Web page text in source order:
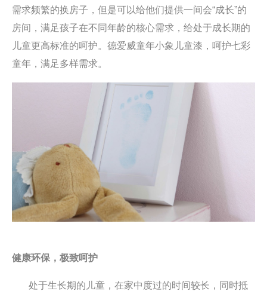
需求频繁的换房子，但是可以给他们提供一间会“成长”的
房间，满足孩子在不同年龄的核心需求，给处于成长期的
儿童更高标准的呵护。德爱威童年小象儿童漆 ，呵护七彩
童年，满足多样需求。
健康环保，极致呵护
处于生长期的儿童，在家中度过的时间较长，同时抵